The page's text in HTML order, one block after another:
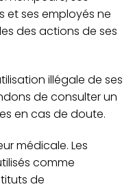
et ses employés ne
des actions de ses
illégale de ses
de consulter un
en cas de doute.
médicale. Les
comme
de